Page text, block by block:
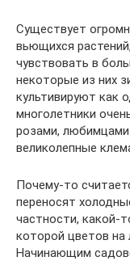
Существует
вьющихся
чувствовать в
некоторые из них
культивируют как
многолетники
розами,
великолепные
Почему-то
переносят
частности, какой-
которой цветов на
Начинающим